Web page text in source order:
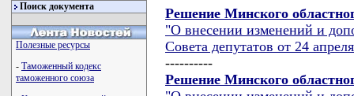
Поиск документа
Полезные ресурсы
- Таможенный кодекс
таможенного союза
Решение Минского
"О внесении изменений и
Совета депутатов от 24
----------
Решение Минского